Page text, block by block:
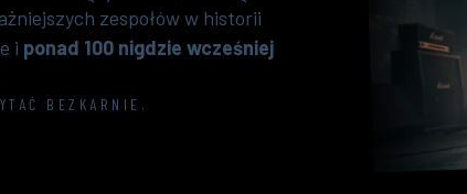
zespołów w historii
i ponad 100 nigdzie wcześniej
BEZKARNIE.